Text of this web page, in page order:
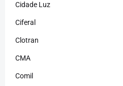
Cidade Luz
Ciferal
Clotran
CMA
Comil